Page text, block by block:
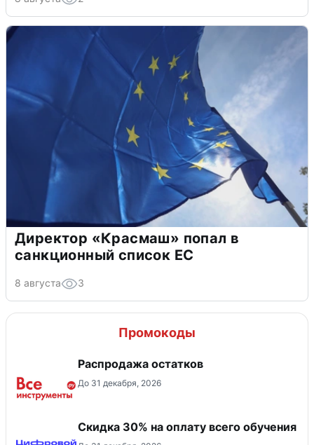
Директор «Красмаш» попал в
санкционный список ЕС
8 августа 3
Промокоды
Распродажа остатков
До 31 декабря, 2026
Скидка 30% на оплату всего обучения